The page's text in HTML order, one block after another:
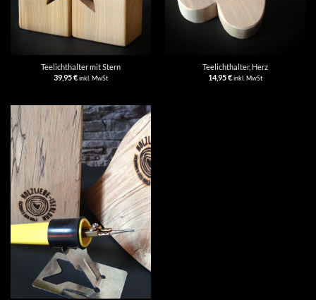
Teelichthalter mit Stern
39,95€inkl. MwSt
Teelichthalter, Herz
14,95€inkl. MwSt